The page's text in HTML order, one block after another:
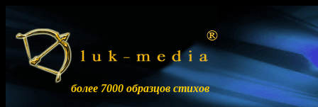
более 7000 образцов стихов